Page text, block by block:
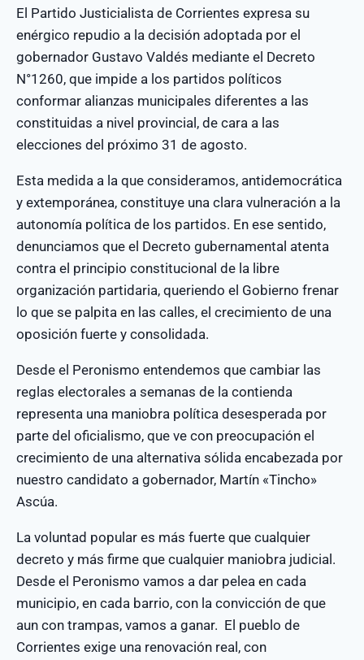
El Partido Justicialista de Corrientes expresa su
enérgico repudio a la decisión adoptada por el
gobernador Gustavo Valdés mediante el Decreto
N°1260, que impide a los partidos políticos
conformar alianzas municipales diferentes a las
constituidas a nivel provincial, de cara a las
elecciones del próximo 31 de agosto.
Esta medida a la que consideramos, antidemocrática
y extemporánea, constituye una clara vulneración a la
autonomía política de los partidos. En ese sentido,
denunciamos que el Decreto gubernamental atenta
contra el principio constitucional de la libre
organización partidaria, queriendo el Gobierno frenar
lo que se palpita en las calles, el crecimiento de una
oposición fuerte y consolidada.
Desde el Peronismo entendemos que cambiar las
reglas electorales a semanas de la contienda
representa una maniobra política desesperada por
parte del oficialismo, que ve con preocupación el
crecimiento de una alternativa sólida encabezada por
nuestro candidato a gobernador, Martín «Tincho»
Ascúa.
La voluntad popular es más fuerte que cualquier
decreto y más firme que cualquier maniobra judicial.
Desde el Peronismo vamos a dar pelea en cada
municipio, en cada barrio, con la convicción de que
aun con trampas, vamos a ganar. El pueblo de
Corrientes exige una renovación real, con